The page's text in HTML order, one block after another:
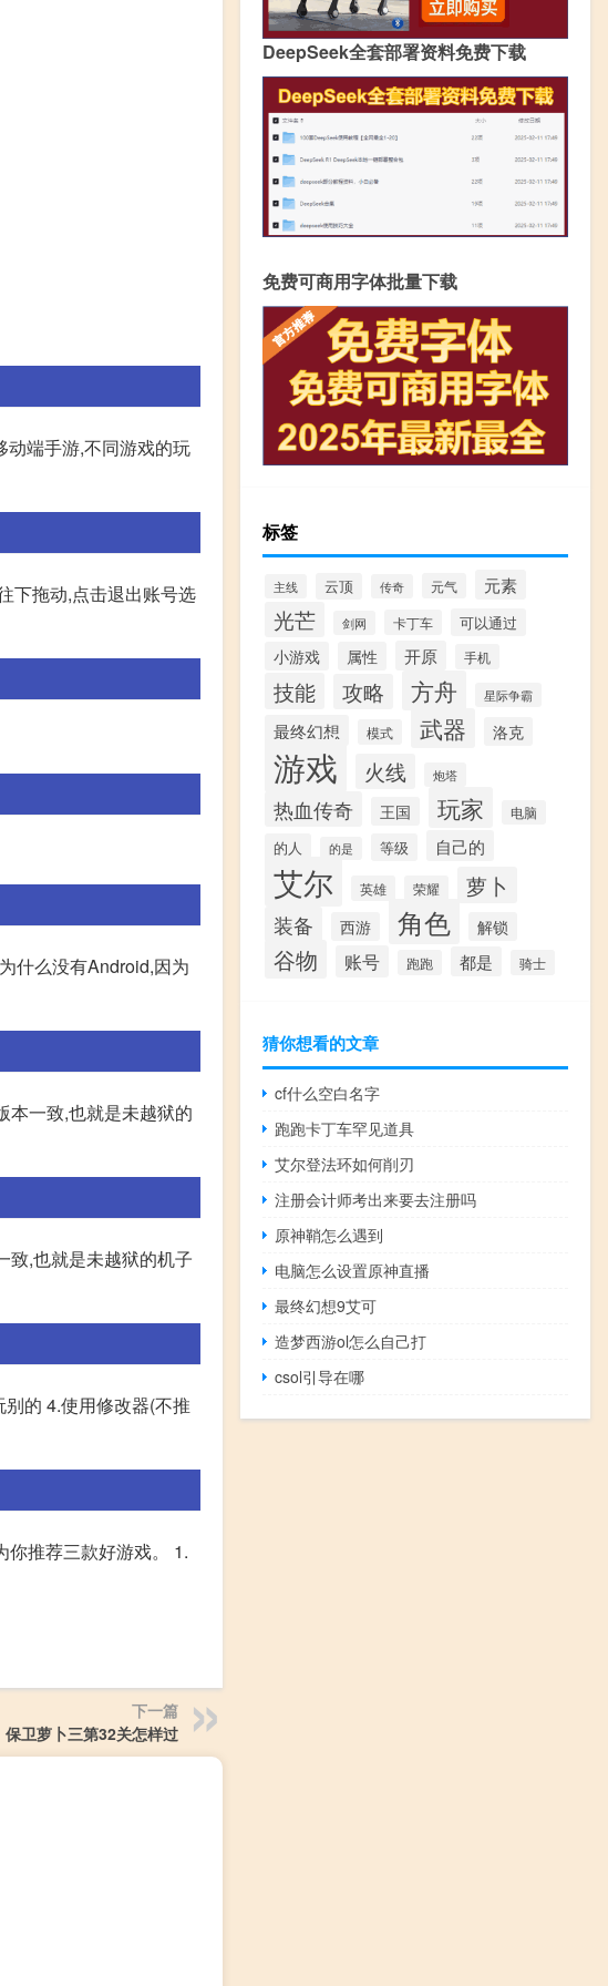
端手游,不同游戏的玩
下拖动,点击退出账号选
什么没有Android,因为
本一致,也就是未越狱的
致,也就是未越狱的机子
的 4.使用修改器(不推
你推荐三款好游戏。 1.
下一篇
保卫萝卜三第32关怎样过
DeepSeek全套部署资料免费下载
免费可商用字体批量下载
标签
主线 云顶 传奇 元气 元素
光芒 剑网 卡丁车 可以通过
小游戏 属性 开原 手机
技能 攻略 方舟 星际争霸
最终幻想 模式 武器 洛克
游戏 火线 炮塔
热血传奇 王国 玩家 电脑
的人 的是 等级 自己的
艾尔 英雄 荣耀 萝卜
装备 西游 角色 解锁
谷物 账号 跑跑 都是 骑士
猜你想看的文章
cf什么空白名字
跑跑卡丁车罕见道具
艾尔登法环如何削刃
注册会计师考出来要去注册吗
原神鞘怎么遇到
电脑怎么设置原神直播
最终幻想9艾可
造梦西游ol怎么自己打
csol引导在哪